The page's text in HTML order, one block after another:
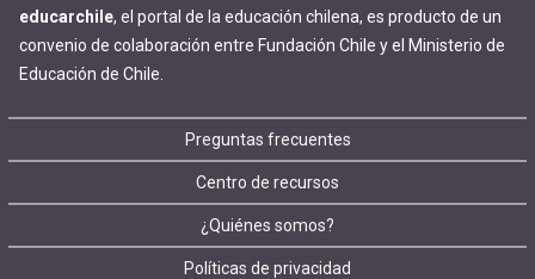
educarchile, el portal de la educación chilena, es producto de un
convenio de colaboración entre Fundación Chile y el Ministerio de
Educación de Chile.
Footer
menu
Preguntas frecuentes
Centro de recursos
¿Quiénes somos?
Políticas de privacidad